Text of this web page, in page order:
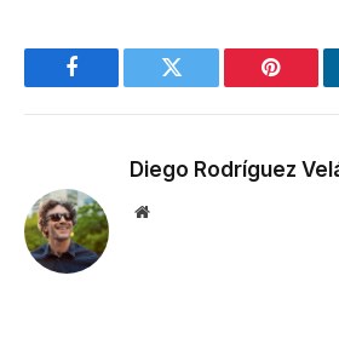
Facebook Twitter
Diego Rodríguez
Website